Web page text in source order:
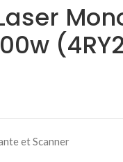
et Scanner